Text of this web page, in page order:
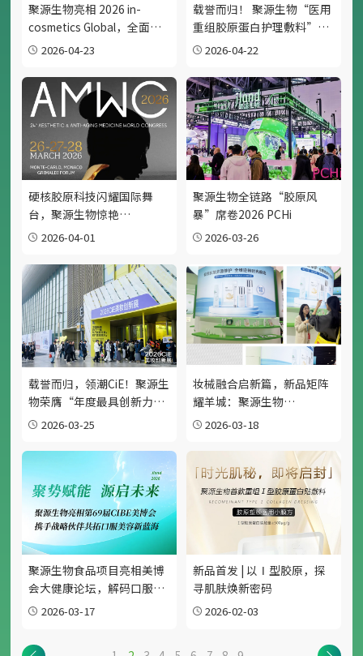
聚源生物亮相 2026 in-
cosmetics Global，全面展
示胶原前沿科技与应用矩阵
2026-04-23
载誉而归！ 聚源生物“医用
重组胶原蛋白护理敷料”荣
获西湖奖 · 最受药店欢迎的
2026-04-22
硬核胶原科技闪耀国际舞
台，聚源生物惊艳
2026AMWC摩纳哥展会
2026-04-01
聚源生物全链路“胶原风
暴”席卷2026 PCHi
2026-03-26
载誉而归，领潮CiE！聚源生
物荣膺“年度最具创新力
ODM企业”
2026-03-25
妆械融合启新篇，新品矩阵
耀羊城：聚源生物
·2026CIBE广州展圆满收
2026-03-18
聚源生物食品项目亮相美博
会大健康论坛，解码口服美
容新赛道！
2026-03-17
新品首发 | 以Ⅰ型胶原，探
寻肌肤焕新密码
2026-02-03